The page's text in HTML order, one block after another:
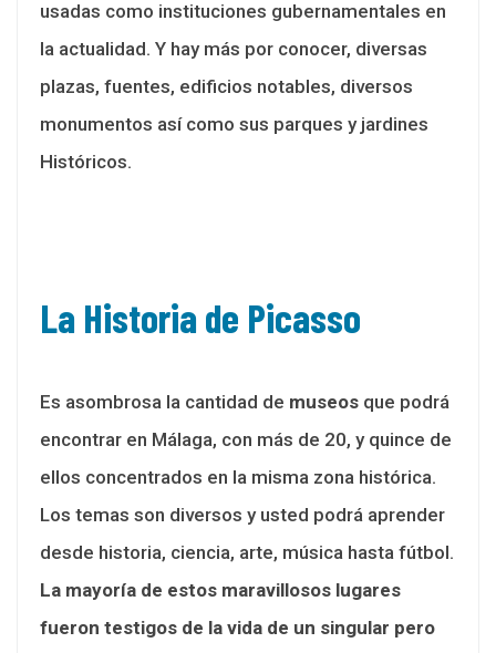
usadas como instituciones gubernamentales en
la actualidad. Y hay más por conocer, diversas
plazas, fuentes, edificios notables, diversos
monumentos así como sus parques y jardines
Históricos.
La Historia de Picasso
Es asombrosa la cantidad de museos que podrá
encontrar en Málaga, con más de 20, y quince de
ellos concentrados en la misma zona histórica.
Los temas son diversos y usted podrá aprender
desde historia, ciencia, arte, música hasta fútbol.
La mayoría de estos maravillosos lugares
fueron testigos de la vida de un singular pero